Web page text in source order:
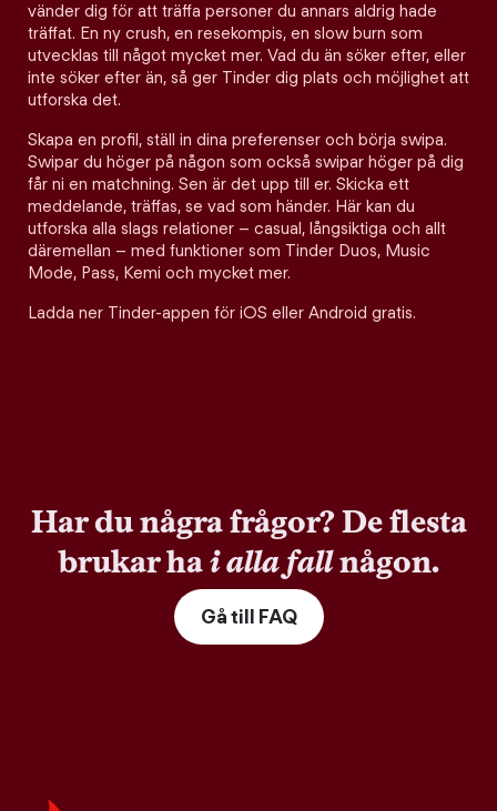
vänder dig för att träffa personer du annars aldrig hade
träffat. En ny crush, en resekompis, en slow burn som
utvecklas till något mycket mer. Vad du än söker efter, eller
inte söker efter än, så ger Tinder dig plats och möjlighet att
utforska det.
Skapa en profil, ställ in dina preferenser och börja swipa.
Swipar du höger på någon som också swipar höger på dig
får ni en matchning. Sen är det upp till er. Skicka ett
meddelande, träffas, se vad som händer. Här kan du
utforska alla slags relationer – casual, långsiktiga och allt
däremellan – med funktioner som Tinder Duos, Music
Mode, Pass, Kemi och mycket mer.
Ladda ner Tinder-appen för iOS eller Android gratis.
Har du några frågor? De flesta
brukar hai alla fallnågon.
Gå till FAQ